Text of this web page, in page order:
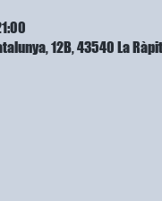
12B, 43540 La